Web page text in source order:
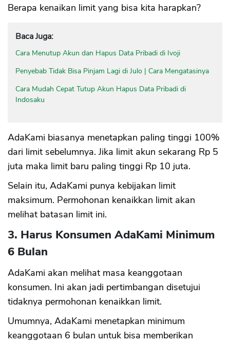
Berapa kenaikan limit yang bisa kita harapkan?
Baca Juga:
Cara Menutup Akun dan Hapus Data Pribadi di Ivoji
Penyebab Tidak Bisa Pinjam Lagi di Julo | Cara Mengatasinya
Cara Mudah Cepat Tutup Akun Hapus Data Pribadi di
Indosaku
AdaKami biasanya menetapkan paling tinggi 100%
dari limit sebelumnya. Jika limit akun sekarang Rp 5
juta maka limit baru paling tinggi Rp 10 juta.
Selain itu, AdaKami punya kebijakan limit
maksimum. Permohonan kenaikkan limit akan
melihat batasan limit ini.
3. Harus Konsumen AdaKami Minimum
6 Bulan
AdaKami akan melihat masa keanggotaan
konsumen. Ini akan jadi pertimbangan disetujui
tidaknya permohonan kenaikkan limit.
Umumnya, AdaKami menetapkan minimum
keanggotaan 6 bulan untuk bisa memberikan